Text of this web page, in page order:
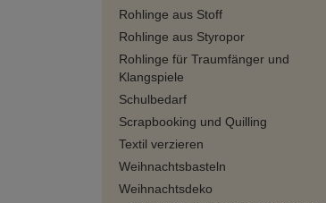
Rohlinge aus Stoff
Rohlinge aus Styropor
Rohlinge für Traumfänger und
Klangspiele
Schulbedarf
Scrapbooking und Quilling
Textil verzieren
Weihnachtsbasteln
Weihnachtsdeko